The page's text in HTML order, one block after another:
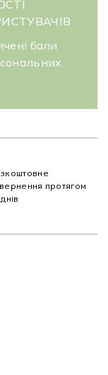
бали
протягом